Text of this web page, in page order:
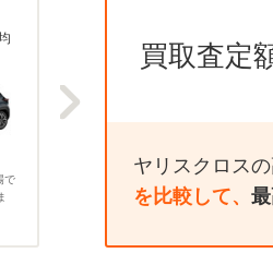
で
買取査定
ヤリスクロス
を比較して、